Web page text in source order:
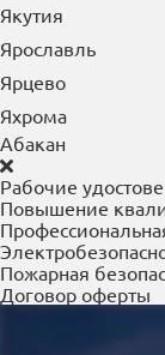
Якутия
Ярославль
Ярцево
Яхрома
Абакан
Рабочие
Повышение
Пожарная
Договор оферты